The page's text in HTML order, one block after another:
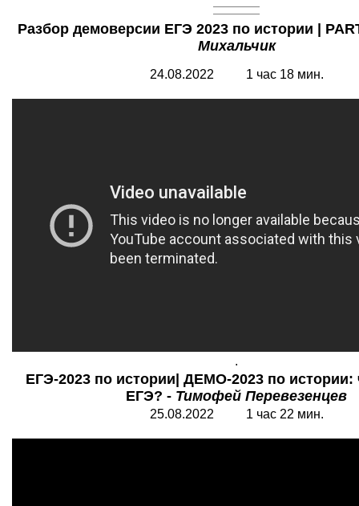
Разбор демоверсии ЕГЭ 2023 по истории |
Михальчик
24.08.2022 1 час 18 мин.
.
ЕГЭ-2023 по истории| ДЕМО-2023 по истории:
ЕГЭ? - Тимофей Перевезенцев
25.08.2022 1 час 22 мин.